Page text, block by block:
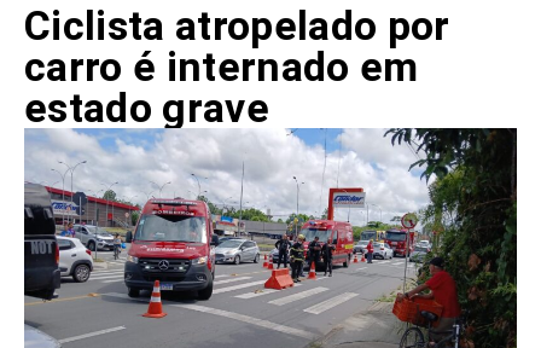
Ciclista atropelado por
carro é internado em
estado grave